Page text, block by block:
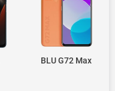
BLU G72 Max